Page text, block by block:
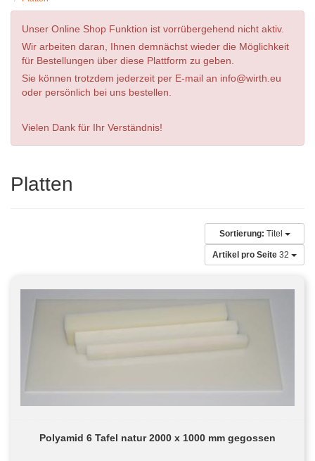
Unser Online Shop Funktion ist vorrübergehend nicht aktiv.
Wir arbeiten daran, Ihnen demnächst wieder die Möglichkeit
für Bestellungen über diese Plattform zu geben.
Sie können trotzdem jederzeit per E-mail an info@wirth.eu
oder persönlich bei uns bestellen.
Vielen Dank für Ihr Verständnis!
Platten
Sortierung: Titel
Artikel pro Seite 32
Polyamid 6 Tafel natur 2000 x 1000 mm gegossen